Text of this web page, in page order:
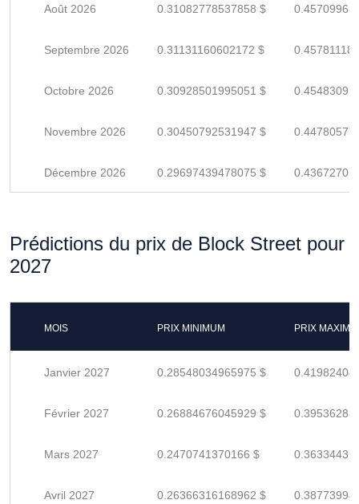
Août 2026 0.31082778537858 $
Septembre 2026 0.31131160602172 $
Octobre 2026 0.30928501995051 $
Novembre 2026 0.30450792531947 $
Décembre 2026 0.29697439478075 $
Prédictions du prix de Block Street pour
2027
MOIS PRIX MINIMUM PRIX
Janvier 2027 0.28548034965975 $
Février 2027 0.26884676045929 $
Mars 2027 0.2470741370166 $
Avril 2027 0.26366316168962 $